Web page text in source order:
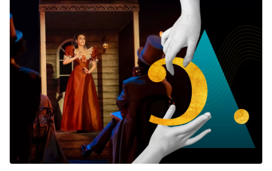
дорогу в рай, драма Надежды Михалковой о сложных
отношениях матери и сына, а также новые фильмы
якутских режиссёров